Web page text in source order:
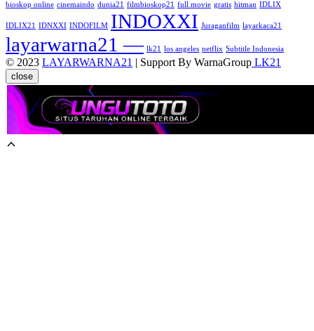
bioskop online cinemaindo dunia21 filmbioskop21 full movie gratis hitman IDLIX
IDLIX21 IDNXXI INDOFILM INDOXXI Juraganfilm layarkaca21
layarwarna21 — lk21 los angeles netflix Subtitle Indonesia
© 2023 LAYARWARNA21 | Support By WarnaGroup LK21
close